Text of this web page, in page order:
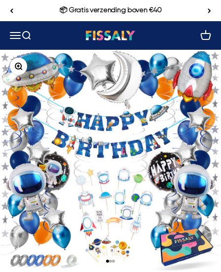
📦 Gratis verzending boven €40
Navigatiemenu openen
Zoeken openen Fissaly
In-/uitzoomen